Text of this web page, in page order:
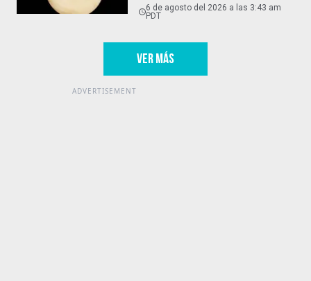
6 de agosto del 2026 a las 3:43 am
PDT
VER MÁS